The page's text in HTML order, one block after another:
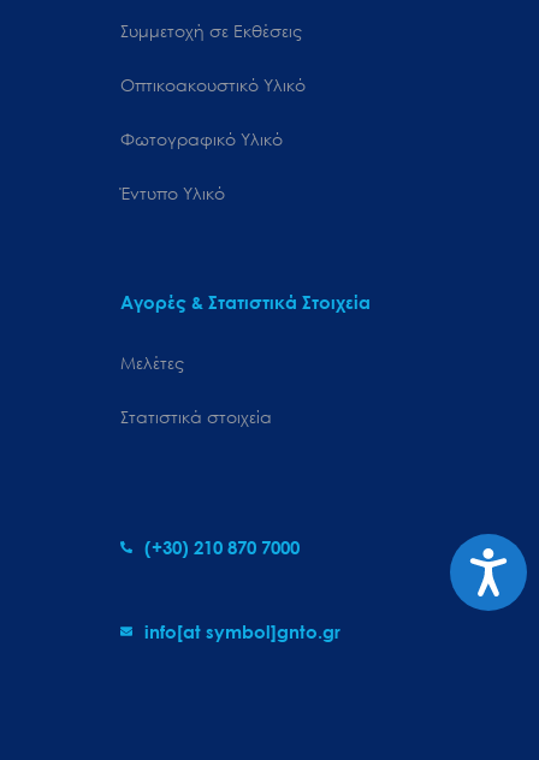
Συμμετοχή σε Εκθέσεις
Οπτικοακουστικό Υλικό
Φωτογραφικό Υλικό
Έντυπο Υλικό
Αγορές & Στατιστικά Στοιχεία
Μελέτες
Στατιστικά στοιχεία
(+30) 210 870 7000
info[at symbol]gnto.gr